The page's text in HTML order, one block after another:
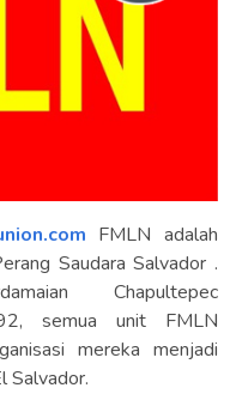
FMLN adalah
Saudara Salvador .
Chapultepec
semua unit FMLN
mereka menjadi
Salvador.